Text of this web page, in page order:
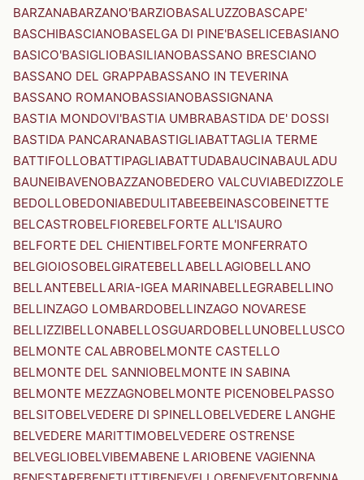
BARZANABARZANO'BARZIOBASALUZZOBASCAPE'
BASCHIBASCIANOBASELGA DI PINE'BASELICEBASIANO
BASICO'BASIGLIOBASILIANOBASSANO BRESCIANO
BASSANO DEL GRAPPABASSANO IN TEVERINA
BASSANO ROMANOBASSIANOBASSIGNANA
BASTIA MONDOVI'BASTIA UMBRABASTIDA DE' DOSSI
BASTIDA PANCARANABASTIGLIABATTAGLIA TERME
BATTIFOLLOBATTIPAGLIABATTUDABAUCINABAULADU
BAUNEIBAVENOBAZZANOBEDERO VALCUVIABEDIZZOLE
BEDOLLOBEDONIABEDULITABEEBEINASCOBEINETTE
BELCASTROBELFIOREBELFORTE ALL'ISAURO
BELFORTE DEL CHIENTIBELFORTE MONFERRATO
BELGIOIOSOBELGIRATEBELLABELLAGIOBELLANO
BELLANTEBELLARIA-IGEA MARINABELLEGRABELLINO
BELLINZAGO LOMBARDOBELLINZAGO NOVARESE
BELLIZZIBELLONABELLOSGUARDOBELLUNOBELLUSCO
BELMONTE CALABROBELMONTE CASTELLO
BELMONTE DEL SANNIOBELMONTE IN SABINA
BELMONTE MEZZAGNOBELMONTE PICENOBELPASSO
BELSITOBELVEDERE DI SPINELLOBELVEDERE LANGHE
BELVEDERE MARITTIMOBELVEDERE OSTRENSE
BELVEGLIOBELVIBEMABENE LARIOBENE VAGIENNA